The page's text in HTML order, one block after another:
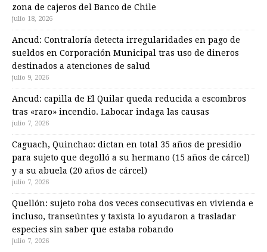
zona de cajeros del Banco de Chile
julio 18, 2026
Ancud: Contraloría detecta irregularidades en pago de
sueldos en Corporación Municipal tras uso de dineros
destinados a atenciones de salud
julio 9, 2026
Ancud: capilla de El Quilar queda reducida a escombros
tras «raro» incendio. Labocar indaga las causas
julio 7, 2026
Caguach, Quinchao: dictan en total 35 años de presidio
para sujeto que degolló a su hermano (15 años de cárcel)
y a su abuela (20 años de cárcel)
julio 7, 2026
Quellón: sujeto roba dos veces consecutivas en vivienda e
incluso, transeúntes y taxista lo ayudaron a trasladar
especies sin saber que estaba robando
julio 7, 2026